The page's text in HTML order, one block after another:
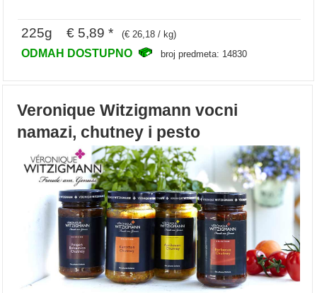
225g € 5,89 * (€ 26,18 / kg)
ODMAH DOSTUPNO broj predmeta: 14830
Veronique Witzigmann vocni
namazi, chutney i pesto